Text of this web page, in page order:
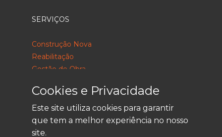
SERVIÇOS
Construção Nova
Reabilitação
Gestão de Obra
LEGAL
Cookies e Privacidade
Este site utiliza cookies para garantir
que tem a melhor experiência no nosso
site.